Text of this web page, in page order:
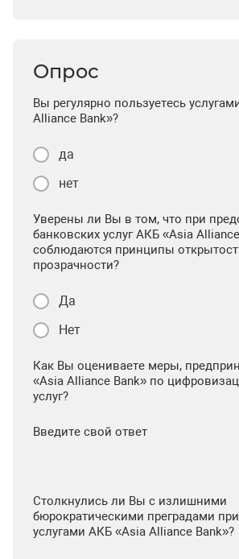
Опрос
Вы регулярно пользуетесь
Alliance Bank»?
да
нет
Уверены ли Вы в том, что при
банковских услуг АКБ «Asia
соблюдаются принципы
прозрачности?
Да
Нет
Как Вы оцениваете меры,
«Asia Alliance Bank» по
услуг?
Введите свой ответ
Столкнулись ли Вы с излишними
бюрократическими преградами
услугами АКБ «Asia Alliance Bank»?